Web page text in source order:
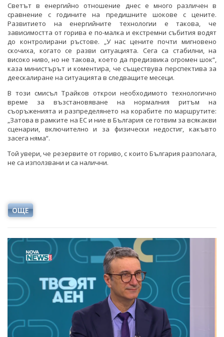
Светът в енергийно отношение днес е много различен в
сравнение с годините на предишните шокове с цените.
Развитието на енергийните технологии е такова, че
зависимостта от горива е по-малка и екстремни събития водят
до контролирани ръстове. „У нас цените почти мигновено
скочиха, когато се разви ситуацията. Сега са стабилни, на
високо ниво, но не такова, което да предизвика огромен шок“,
каза министърът и коментира, че съществува перспектива за
деескалиране на ситуацията в следващите месеци.
В този смисъл Трайков открои необходимото технологично
време за възстановяване на нормалния ритъм на
съоръженията и разпределянето на корабите по маршрутите:
„Затова в рамките на ЕС и ние в България се готвим за всякакви
сценарии, включително и за физически недостиг, какъвто
засега няма“.
Той увери, че резервите от гориво, с които България разполага,
не са използвани и са налични.
ОЩЕ